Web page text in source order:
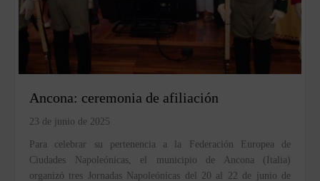
Ancona: ceremonia de afiliación
23 de junio de 2025
Para celebrar su pertenencia a la Federación Europea de
Ciudades Napoleónicas, el municipio de Ancona (Italia)
organizó tres Jornadas Napoleónicas del 20 al 22 de junio de